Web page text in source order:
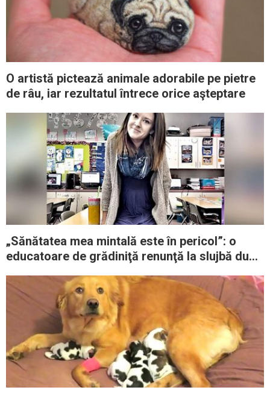
O artistă pictează animale adorabile pe pietre
de râu, iar rezultatul întrece orice aşteptare
„Sănătatea mea mintală este în pericol”: o
educatoare de grădiniţă renunţă la slujbă după